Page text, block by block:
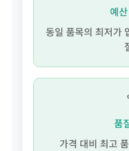
예
동일 품목의 최저가
품
가격 대비 최고